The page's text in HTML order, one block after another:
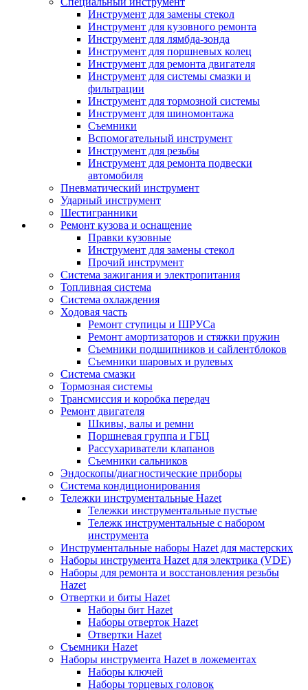
Инструмент для замены стекол
Инструмент для кузовного ремонта
Инструмент для лямбда-зонда
Инструмент для поршневых колец
Инструмент для ремонта двигателя
Инструмент для системы смазки и
фильтрации
Инструмент для тормозной системы
Инструмент для шиномонтажа
Съемники
Вспомогательный инструмент
Инструмент для резьбы
Инструмент для ремонта подвески
автомобиля
Пневматический инструмент
Ударный инструмент
Шестигранники
Ремонт кузова и оснащение
Правки кузовные
Инструмент для замены стекол
Прочий инструмент
Система зажигания и электропитания
Топливная система
Система охлаждения
Ходовая часть
Ремонт ступицы и ШРУСа
Ремонт амортизаторов и стяжки пружин
Съемники подшипников и сайлентблоков
Съемники шаровых и рулевых
Система смазки
Тормозная системы
Трансмиссия и коробка передач
Ремонт двигателя
Шкивы, валы и ремни
Поршневая группа и ГБЦ
Рассухариватели клапанов
Съемники сальников
Эндоскопы/диагностические приборы
Система кондиционирования
Тележки инструментальные Hazet
Тележки инструментальные пустые
Тележк инструментальные с набором
инструмента
Инструментальные наборы Hazet для мастерских
Наборы инструмента Hazet для электрика (VDE)
Наборы для ремонта и восстановления резьбы
Hazet
Отвертки и биты Hazet
Наборы бит Hazet
Наборы отверток Hazet
Отвертки Hazet
Съемники Hazet
Наборы инструмента Hazet в ложементах
Наборы ключей
Наборы торцевых головок